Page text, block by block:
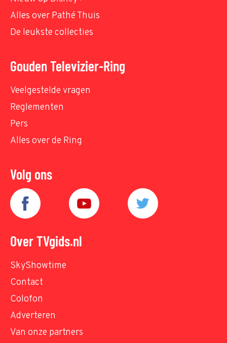
Alles over Pathé Thuis
De leukste collecties
Gouden Televizier-Ring
Veelgestelde vragen
Reglementen
Pers
Alles over de Ring
Volg ons
Over TVgids.nl
SkyShowtime
Contact
Colofon
Adverteren
Van onze partners